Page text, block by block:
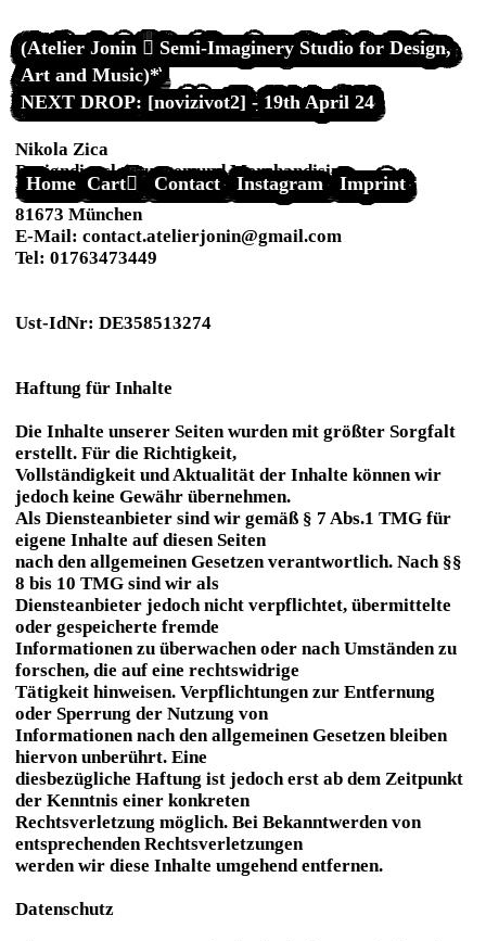
(Atelier Jonin ︎ Semi-Imaginery Studio for Design,
Art and Music)*
NEXT DROP: [novizivot2] - 19th April 24
Home Cart︎ Contact Instagram Imprint
Impressum
Nikola Zica
Designdiensleistungen und Merchandising
Else Rosenfeld str.3
81673 München
E-Mail: contact.atelierjonin@gmail.com
Tel: 01763473449
Ust-IdNr: DE358513274
Haftung für Inhalte
Die Inhalte unserer Seiten wurden mit größter Sorgfalt
erstellt. Für die Richtigkeit,
Vollständigkeit und Aktualität der Inhalte können wir
jedoch keine Gewähr übernehmen.
Als Diensteanbieter sind wir gemäß § 7 Abs.1 TMG für
eigene Inhalte auf diesen Seiten
nach den allgemeinen Gesetzen verantwortlich. Nach §§
8 bis 10 TMG sind wir als
Diensteanbieter jedoch nicht verpflichtet, übermittelte
oder gespeicherte fremde
Informationen zu überwachen oder nach Umständen zu
forschen, die auf eine rechtswidrige
Tätigkeit hinweisen. Verpflichtungen zur Entfernung
oder Sperrung der Nutzung von
Informationen nach den allgemeinen Gesetzen bleiben
hiervon unberührt. Eine
diesbezügliche Haftung ist jedoch erst ab dem Zeitpunkt
der Kenntnis einer konkreten
Rechtsverletzung möglich. Bei Bekanntwerden von
entsprechenden Rechtsverletzungen
werden wir diese Inhalte umgehend entfernen.
Datenschutz